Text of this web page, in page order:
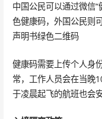
中国公民可以通过微信“
色健康码，外国公民则
声明书绿色二维码
健康码需要上传个人身
常，工作人员会在当晚
于凌晨起飞的航班也会